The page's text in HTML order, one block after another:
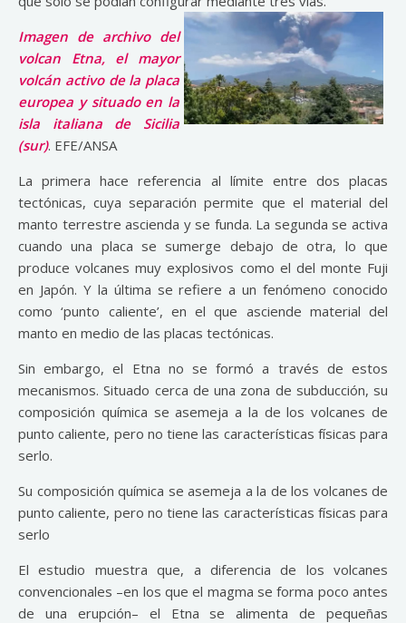
Imagen de archivo del
volcan Etna, el mayor
volcán activo de la placa
europea y situado en la
isla italiana de Sicilia
(sur). EFE/ANSA
La primera hace referencia al límite entre dos placas
tectónicas, cuya separación permite que el material del
manto terrestre ascienda y se funda. La segunda se activa
cuando una placa se sumerge debajo de otra, lo que
produce volcanes muy explosivos como el del monte Fuji
en Japón. Y la última se refiere a un fenómeno conocido
como ‘punto caliente’, en el que asciende material del
manto en medio de las placas tectónicas.
Sin embargo, el Etna no se formó a través de estos
mecanismos. Situado cerca de una zona de subducción, su
composición química se asemeja a la de los volcanes de
punto caliente, pero no tiene las características físicas para
serlo.
Su composición química se asemeja a la de los volcanes de
punto caliente, pero no tiene las características físicas para
serlo
El estudio muestra que, a diferencia de los volcanes
convencionales –en los que el magma se forma poco antes
de una erupción– el Etna se alimenta de pequeñas